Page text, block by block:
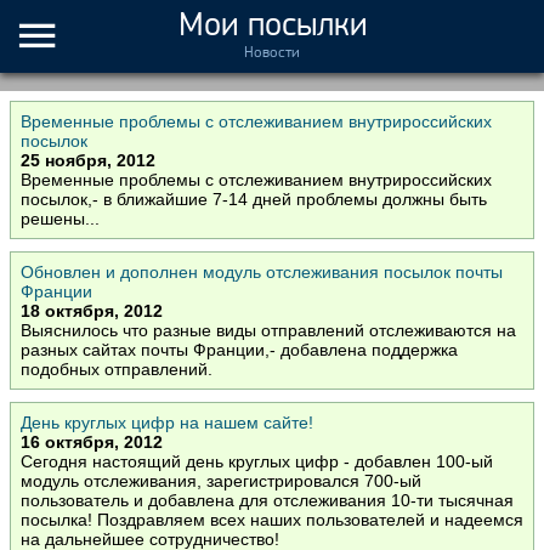
Мои посылки
Новости
Временные проблемы с отслеживанием внутрироссийских
посылок
25 ноября, 2012
Временные проблемы с отслеживанием внутрироссийских
посылок,- в ближайшие 7-14 дней проблемы должны быть
решены...
Обновлен и дополнен модуль отслеживания посылок почты
Франции
18 октября, 2012
Выяснилось что разные виды отправлений отслеживаются на
разных сайтах почты Франции,- добавлена поддержка
подобных отправлений.
День круглых цифр на нашем сайте!
16 октября, 2012
Сегодня настоящий день круглых цифр - добавлен 100-ый
модуль отслеживания, зарегистрировался 700-ый
пользователь и добавлена для отслеживания 10-ти тысячная
посылка! Поздравляем всех наших пользователей и надеемся
на дальнейшее сотрудничество!